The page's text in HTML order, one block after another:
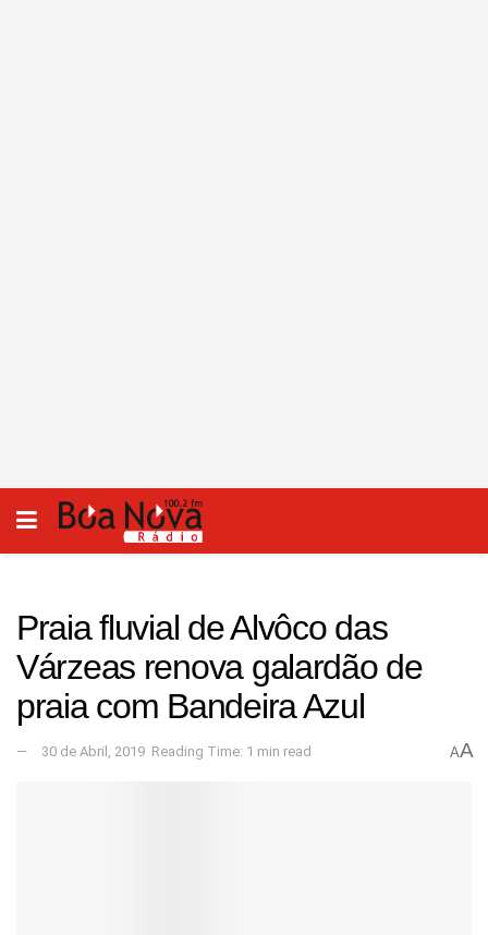
Praia fluvial de Alvôco das
Várzeas renova galardão de
praia com Bandeira Azul
30 de Abril, 2019 Reading Time: 1 min read AA